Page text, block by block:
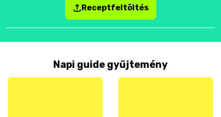
Receptfeltöltés
Napi guide gyűjtemény